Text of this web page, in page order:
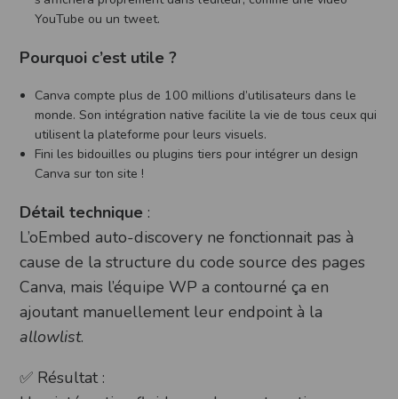
YouTube ou un tweet.
Pourquoi c’est utile ?
Canva compte plus de 100 millions d’utilisateurs dans le
monde. Son intégration native facilite la vie de tous ceux qui
utilisent la plateforme pour leurs visuels.
Fini les bidouilles ou plugins tiers pour intégrer un design
Canva sur ton site !
Détail technique :
L’oEmbed auto-discovery ne fonctionnait pas à
cause de la structure du code source des pages
Canva, mais l’équipe WP a contourné ça en
ajoutant manuellement leur endpoint à la
allowlist.
✅ Résultat :